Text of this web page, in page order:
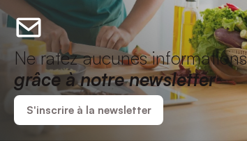
Ne ratez aucunes informations
grâce à notre newsletter
S'inscrire à la newsletter